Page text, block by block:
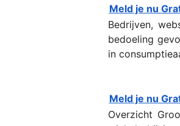
Meld je nu
Bedrijven,
bedoeling
in
Meld je nu
Overzicht